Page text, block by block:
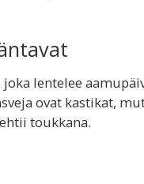
joka lentelee
ovat kastikat,
toukkana.